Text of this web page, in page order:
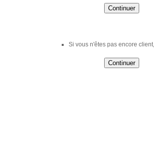
Si vous n'êtes pas encore